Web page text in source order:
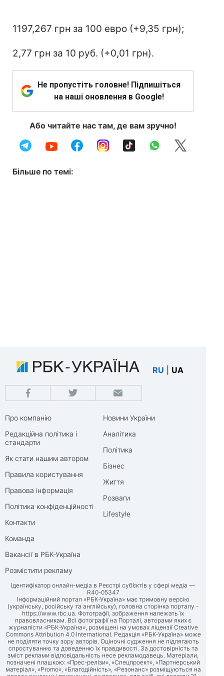
1197,267 грн за 100 евро (+9,35 грн);
2,77 грн за 10 руб. (+0,01 грн).
Не пропустіть головне! Підпишіться
на наші оновлення в Google!
Або читайте нас там, де вам зручно!
Більше по темі:
RU UA
Про компанію
Редакційна політика і
стандарти
Як стати нашим автором
Правила користування
Правова інформація
Політика конфіденційності
Контакти
Команда
Вакансії в РБК-Україна
Розмістити рекламу
Новини України
Аналітика
Політика
Бізнес
Життя
Розваги
Lifestyle
Ідентифікатор онлайн-медіа в Реєстрі суб’єктів у сфері медіа —
R40-05347
Інформаційний портал «РБК-Україна» має тримовну версію
(українську, російську та англійську), головна сторінка порталу -
https://www.rbc.ua. Фотографії, зображення належать їх
правовласникам. Всі фотографії на Порталі, авторами яких є
журналісти «РБК-Україна», розміщені на умовах ліцензії Creative
Commons Attribution 4.0 International. Редакція «РБК-Україна» може
не поділяти точку зору авторів. Оціночні судження не підлягають
спростуванню та доведенню їх правдивості. За достовірність та
зміст реклами відповідальність несе рекламодавець. Матеріали,
позначені плашкою: «Прес-релізи», «Спецпроект», «Партнерський
матеріал», «Promo», «Благодійність», «Резонанс» розміщуються на